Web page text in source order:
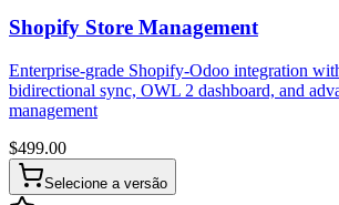
Shopify Store Management
Enterprise-grade Shopify-Odoo integration
bidirectional sync, OWL 2 dashboard, and
management
$499.00
Selecione a versão